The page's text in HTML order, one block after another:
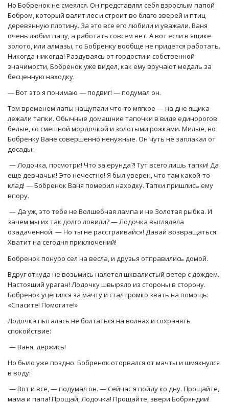
Но Бобренок не смеялся. Он представлял себя взрослым папой
Бобром, который валит лес и строит во благо зверей и птиц
деревянную плотину. За это все его любили и уважали. Ваня
очень любил папу, а работать совсем нет. А вот если в ящике
золото, или алмазы, то Бобренку вообще не придется работать.
Никогда-никогда! Раздуваясь от гордости и собственной
значимости, Бобренок уже видел, как ему вручают медаль за
бесценную находку.
— Вот это я понимаю — подвиг! — подумал он.
Тем временем лапы нащупали что-то мягкое — на дне ящика
лежали тапки. Обычные домашние тапочки в виде единорогов:
белые, со смешной мордочкой и золотыми рожками. Милые, но
Бобренку Ване совершенно ненужные. Он чуть не заплакал от
досады:
— Лодочка, посмотри! Что за ерунда?! Тут всего лишь тапки! Да
еще девчачьи! Это нечестно! Я был уверен, что там какой-то
клад! — Бобренок Ваня померил находку. Тапки пришлись ему
впору.
— Да уж, это тебе не Волшебная лампа и не Золотая рыбка. И
зачем мы их так долго ловили? — Лодочка выглядела
озадаченной. — Но ты не расстраивайся! Давай возвращаться.
Хватит на сегодня приключений!
Бобренок понуро сел на весла, и друзья отправились домой.
Вдруг откуда не возьмись налетел шквалистый ветер с дождем.
Настоящий ураган! Лодочку швыряло из стороны в сторону.
Бобренок уцепился за мачту и стал громко звать на помощь:
«Спасите! Помогите!»
Лодочка пыталась не болтаться на волнах и сохранять
спокойствие:
— Ваня, держись!
Но было уже поздно. Бобренок оторвался от мачты и шмякнулся
в воду:
— Вот и все, — подумал он. — Сейчас я пойду ко дну. Прощайте,
мама и папа! Прощай, Лодочка! Прощайте, звери Бобряндии!